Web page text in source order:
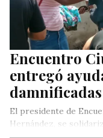
Encuentro
entregó
El presidente de
Hernández, se